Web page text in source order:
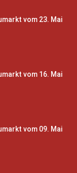
vom 23. Mai
vom 16. Mai
vom 09. Mai